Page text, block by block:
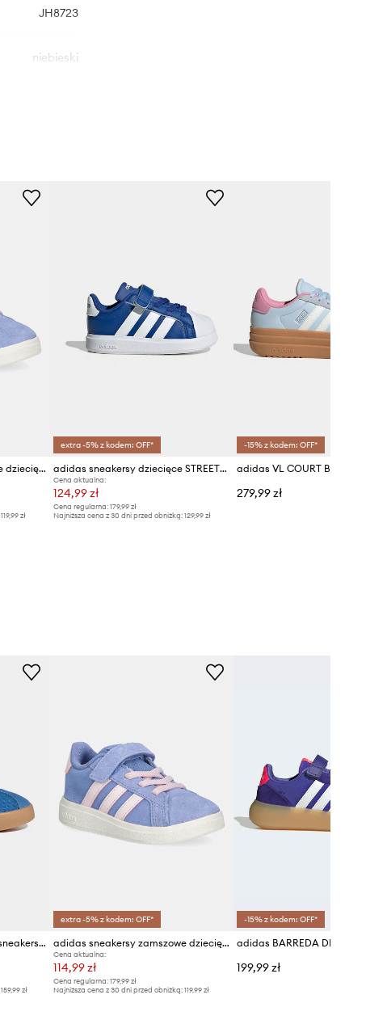
JH8723
niebieski
adidas sneakersy zamszowe dziecięce GRAND COURT 00s
119,99 zł
extra -5% z kodem: OFF*
adidas sneakersy dziecięce STREETTALK
Cena aktualna:
124,99 zł
Cena regularna:179,99 zł
Najniższa cena z 30 dni przed obniżką:129,99 zł
-15% z kodem: OFF*
279,99 zł
adidas VL COURT WOODY sneakersy dziecięce
159,99 zł
extra -5% z kodem: OFF*
adidas sneakersy zamszowe dziecięce GRAND COURT 00s
Cena aktualna:
114,99 zł
Cena regularna:179,99 zł
Najniższa cena z 30 dni przed obniżką:119,99 zł
-15% z kodem: OFF*
199,99 zł